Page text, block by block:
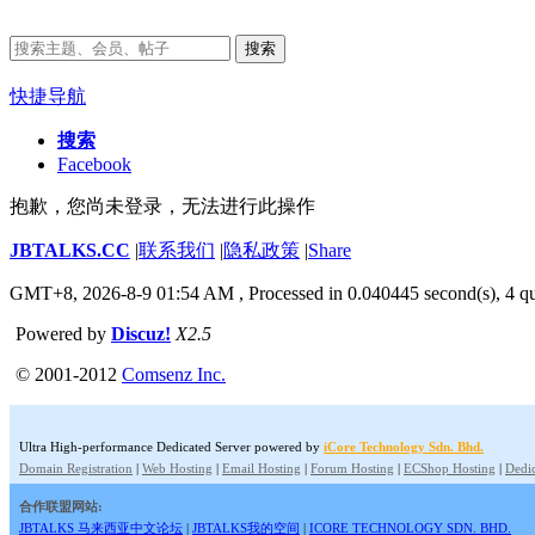
搜索
快捷导航
搜索
Facebook
抱歉，您尚未登录，无法进行此操作
JBTALKS.CC |联系我们 |隐私政策 |Share
GMT+8, 2026-8-9 01:54 AM , Processed in 0.040445 second(s), 4
Powered by Discuz! X2.5
© 2001-2012 Comsenz Inc.
Ultra High-performance Dedicated Server powered by iCore Technology Sdn. Bhd.
Domain Registration | Web Hosting | Email Hosting | Forum Hosting | ECShop Hosting |
合作联盟网站:
JBTALKS 马来西亚中文论坛 | JBTALKS我的空间 | ICORE TECHNOLOGY SDN. BHD.